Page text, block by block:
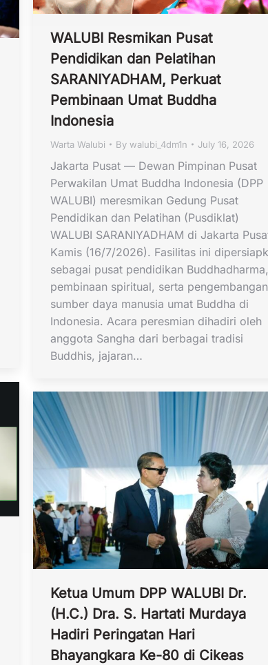
WALUBI Resmikan Pusat
Pendidikan dan Pelatihan
SARANIYADHAM, Perkuat
Pembinaan Umat Buddha
Indonesia
Warta Walubi By walubi_4dm1n July 16, 2026
Jakarta Pusat — Dewan Pimpinan Pusat
Perwakilan Umat Buddha Indonesia (DPP
WALUBI) meresmikan Gedung Pusat
Pendidikan dan Pelatihan (Pusdiklat)
WALUBI SARANIYADHAM di Jakarta
Kamis (16/7/2026). Fasilitas ini
sebagai pusat pendidikan Buddhadharma,
pembinaan spiritual, serta pengembangan
sumber daya manusia umat Buddha di
Indonesia. Acara peresmian dihadiri oleh
anggota Sangha dari berbagai tradisi
Buddhis, jajaran…
Ketua Umum DPP WALUBI Dr.
(H.C.) Dra. S. Hartati Murdaya
Hadiri Peringatan Hari
Bhayangkara Ke-80 di Cikeas